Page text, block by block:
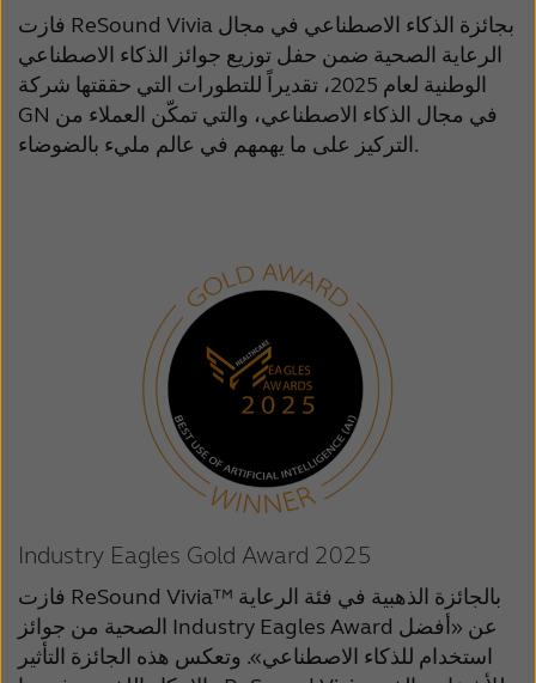
فازت ReSound Vivia بجائزة الذكاء الاصطناعي في مجال
الرعاية الصحية ضمن حفل توزيع جوائز الذكاء الاصطناعي
الوطنية لعام 2025، تقديراً للتطورات التي حققتها شركة
GN في مجال الذكاء الاصطناعي، والتي تمكّن العملاء من
التركيز على ما يهمهم في عالم مليء بالضوضاء.
Industry Eagles Gold Award 2025
فازت ReSound Vivia™ بالجائزة الذهبية في فئة الرعاية
الصحية من جوائز Industry Eagles Award عن «أفضل
استخدام للذكاء الاصطناعي». وتعكس هذه الجائزة التأثير